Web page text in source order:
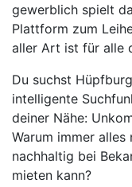
gewerblich spielt
Plattform zum
aller Art ist für alle
Du suchst
intelligente
deiner Nähe:
Warum immer alles
nachhaltig bei
mieten kann?